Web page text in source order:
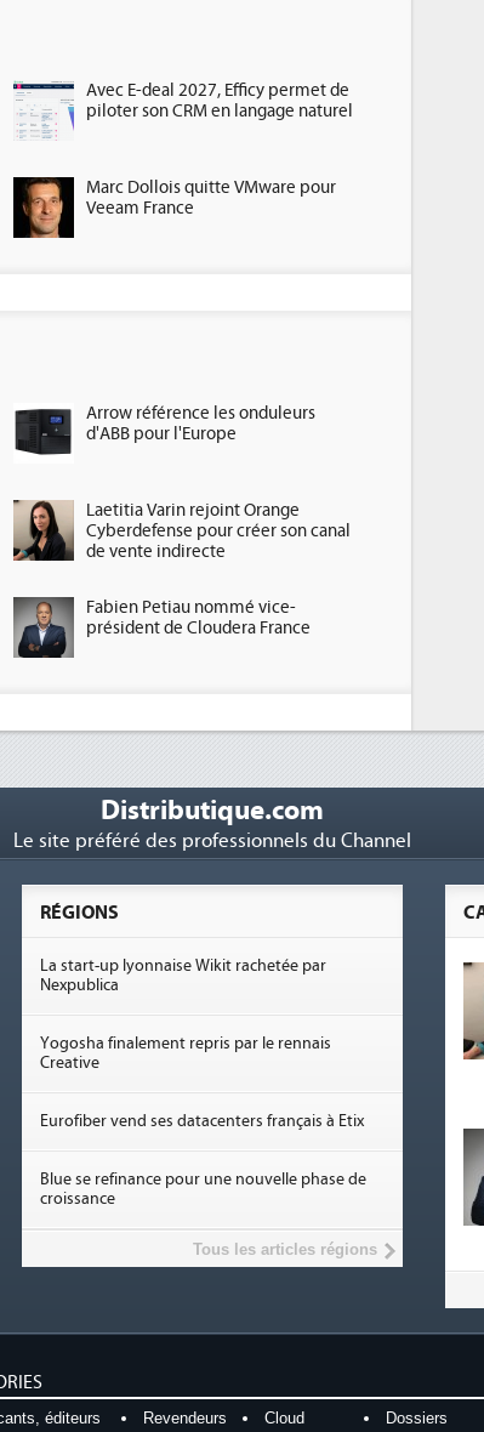
Avec E-deal 2027, Efficy permet de
piloter son CRM en langage naturel
Marc Dollois quitte VMware pour
Veeam France
Arrow référence les onduleurs
d'ABB pour l'Europe
Laetitia Varin rejoint Orange
Cyberdefense pour créer son canal
de vente indirecte
Fabien Petiau nommé vice-
président de Cloudera France
Distributique.com
Le site préféré des professionnels du Channel
RÉGIONS
La start-up lyonnaise Wikit rachetée par
Nexpublica
Yogosha finalement repris par le rennais
Creative
Eurofiber vend ses datacenters français à Etix
Blue se refinance pour une nouvelle phase de
croissance
Tous les articles régions
éditeurs Revendeurs Cloud Dossiers